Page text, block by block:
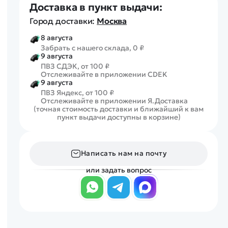
Доставка в пункт выдачи:
Город доставки: Москва
8 августа
Забрать с нашего склада, 0 ₽
9 августа
ПВЗ СДЭК, от 100 ₽
Отслеживайте в приложении CDEK
9 августа
ПВЗ Яндекс, от 100 ₽
Отслеживайте в приложении Я.Доставка
(точная стоимость доставки и ближайший к вам
пункт выдачи доступны в корзине)
Написать нам на почту
или задать вопрос